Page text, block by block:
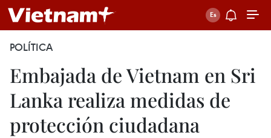
POLÍTICA
Embajada de Vietnam en Sri
Lanka realiza medidas de
protección ciudadana